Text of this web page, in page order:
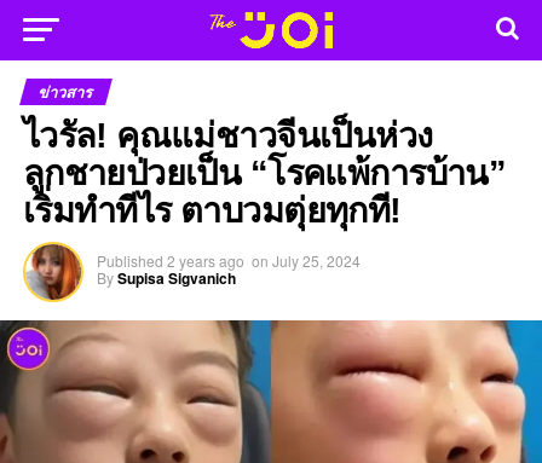
ข่าวสาร
ไวรัล! คุณแม่ชาวจีนเป็นห่วง
ลูกชายป่วยเป็น “โรคแพ้การบ้าน”
เริ่มทำทีไร ตาบวมตุ่ยทุกที!
Published 2 years ago on July 25, 2024
BySupisa Sigvanich